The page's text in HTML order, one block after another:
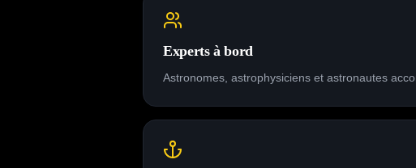
Experts à bord
Astronomes, astrophysiciens et astronautes